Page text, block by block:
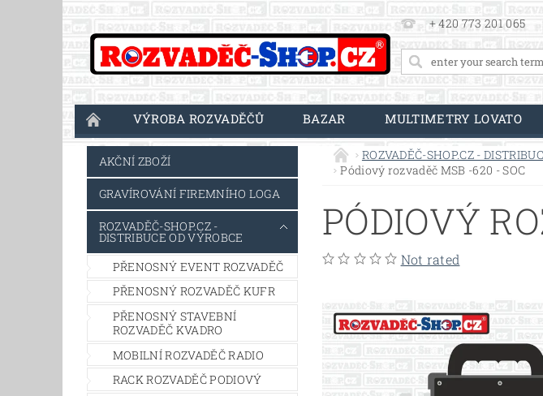
+ 420 773 201 065
VÝROBA ROZVADĚČŮ BAZAR MULTIMETRY LOVATO
AKČNÍ ZBOŽÍ
GRAVÍROVÁNÍ FIREMNÍHO LOGA
ROZVADĚČ-SHOP.CZ -
DISTRIBUCE OD VÝROBCE
PŘENOSNÝ EVENT ROZVADĚČ
PŘENOSNÝ ROZVADĚČ KUFR
PŘENOSNÝ STAVEBNÍ
ROZVADĚČ KVADRO
MOBILNÍ ROZVADĚČ RADIO
RACK ROZVADĚČ PODIOVÝ
ROZVADĚČ-SHOP.CZ -
Pódiový rozvaděč MSB -620 - SOC
PÓDIOVÝ
Not rated